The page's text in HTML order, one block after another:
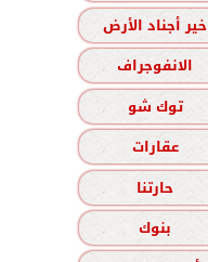
خير أجناد الأرض
الانفوجراف
توك شو
عقارات
حارتنا
بنوك